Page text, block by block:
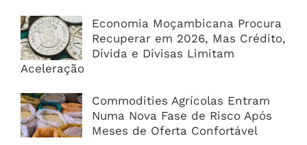
Economia Moçambicana Procura
Recuperar em 2026, Mas Crédito,
Dívida e Divisas Limitam
Aceleração
Commodities Agrícolas Entram
Numa Nova Fase de Risco Após
Meses de Oferta Confortável